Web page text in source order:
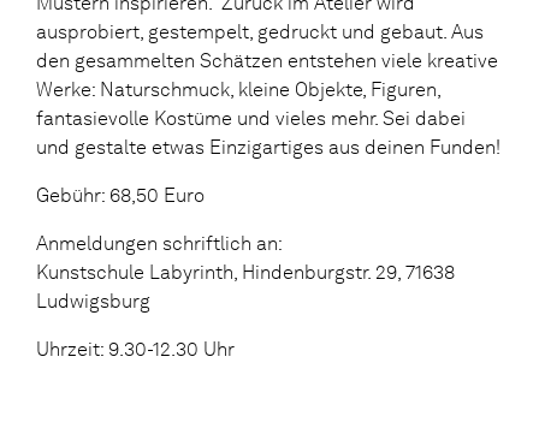
ausprobiert, gestempelt, gedruckt und gebaut. Aus
den gesammelten Schätzen entstehen viele kreative
Werke: Naturschmuck, kleine Objekte, Figuren,
fantasievolle Kostüme und vieles mehr. Sei dabei
und gestalte etwas Einzigartiges aus deinen Funden!
Gebühr: 68,50 Euro
Anmeldungen schriftlich an:
Kunstschule Labyrinth, Hindenburgstr. 29, 71638
Ludwigsburg
Uhrzeit: 9.30-12.30 Uhr